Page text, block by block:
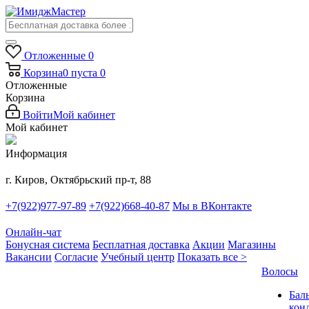
Отложенные 0
Корзина0 пуста 0
Отложенные
Корзина
ВойтиМой кабинет
Мой кабинет
Информация
г. Киров, Октябрьский пр-т, 88
+7(922)977-97-89 +7(922)668-40-87 Мы в ВКонтакте
Онлайн-чат
Бонусная система Бесплатная доставка Акции Магазины
Вакансии Согласие Учебный центр Показать все >
Волосы